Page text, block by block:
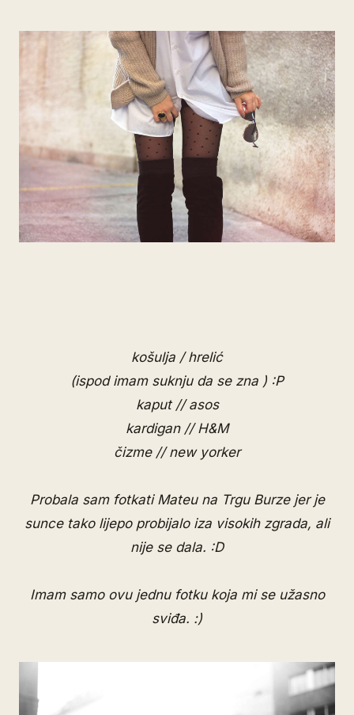
košulja / hrelić
(ispod imam suknju da se zna ) :P
kaput // asos
kardigan // H&M
čizme // new yorker
Probala sam fotkati Mateu na Trgu Burze jer je
sunce tako lijepo probijalo iza visokih zgrada, ali
nije se dala. :D
Imam samo ovu jednu fotku koja mi se užasno
sviđa. :)